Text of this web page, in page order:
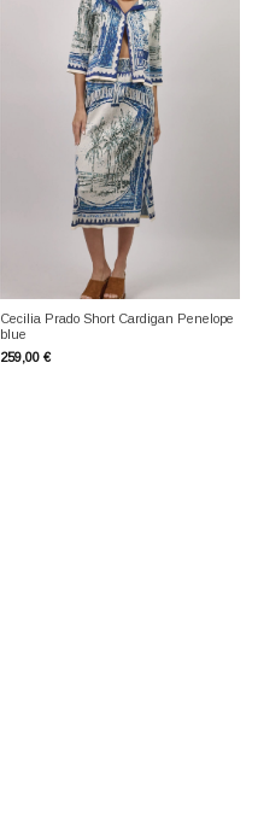
Cecilia Prado Short Cardigan Penelope
blue
259,00 €